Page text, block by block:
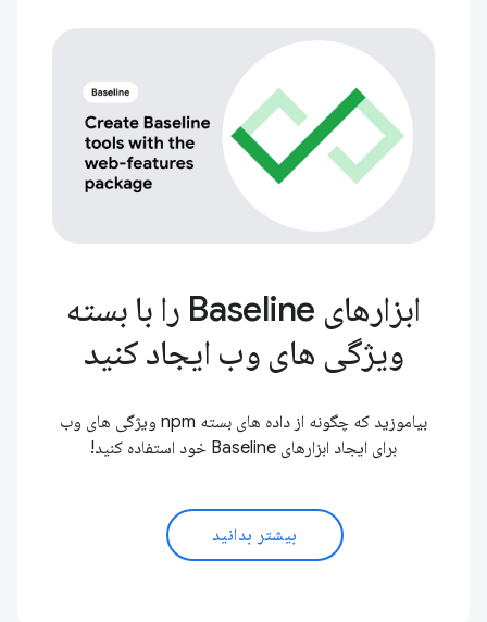
ابزارهای Baseline را با بسته
ویژگی های وب ایجاد کنید
بیاموزید که چگونه از داده های بسته npm ویژگی های وب
برای ایجاد ابزارهای Baseline خود استفاده کنید!
بیشتر بدانید